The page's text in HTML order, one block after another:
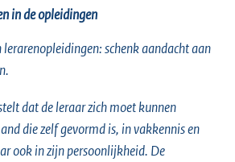
in de opleidingen
schenk aandacht aan
dat de leraar zich moet kunnen
die zelf gevormd is, in vakkennis en
ook in zijn persoonlijkheid. De